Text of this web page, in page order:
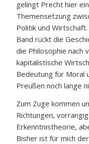
gelingt Precht hier
Themensetzung
Politik und
Band rückt die
die Philosophie nach
kapitalistische
Bedeutung für Moral
Preußen noch lange
Zum Zuge kommen
Richtungen,
Erkenntnistheorie,
Bisher ist für mich